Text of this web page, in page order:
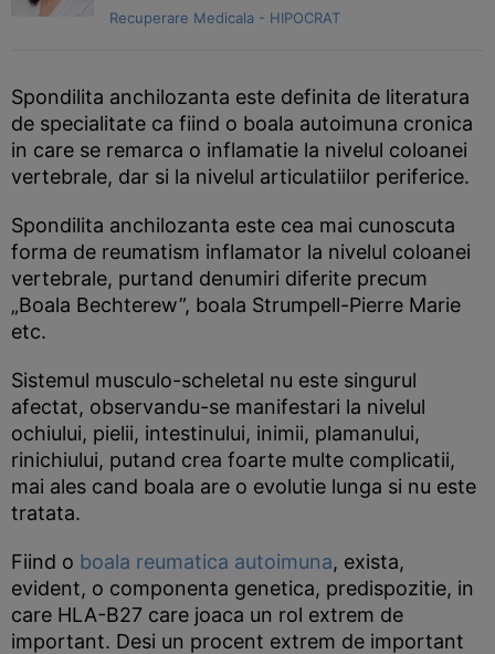
Recuperare Medicala - HIPOCRAT
Spondilita anchilozanta este definita de literatura
de specialitate ca fiind o boala autoimuna cronica
in care se remarca o inflamatie la nivelul coloanei
vertebrale, dar si la nivelul articulatiilor periferice.
Spondilita anchilozanta este cea mai cunoscuta
forma de reumatism inflamator la nivelul coloanei
vertebrale, purtand denumiri diferite precum
„Boala Bechterew”, boala Strumpell-Pierre Marie
etc.
Sistemul musculo-scheletal nu este singurul
afectat, observandu-se manifestari la nivelul
ochiului, pielii, intestinului, inimii, plamanului,
rinichiului, putand crea foarte multe complicatii,
mai ales cand boala are o evolutie lunga si nu este
tratata.
Fiind o boala reumatica autoimuna, exista,
evident, o componenta genetica, predispozitie, in
care HLA-B27 care joaca un rol extrem de
important. Desi un procent extrem de important